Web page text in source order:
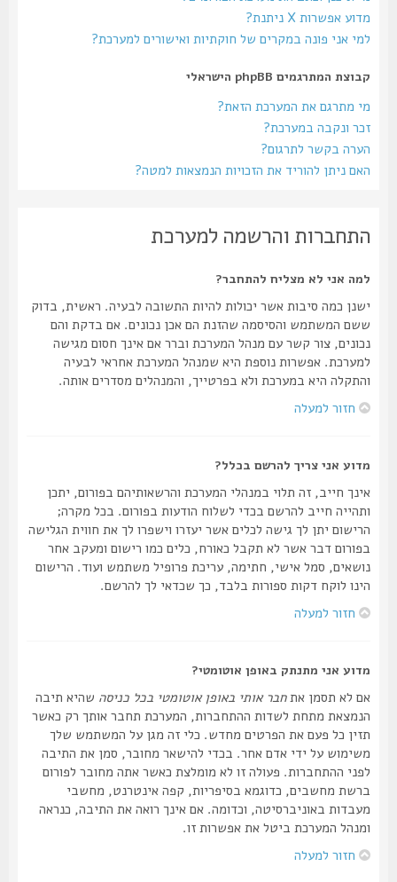
מדוע אפשרות X ניתנת?
למי אני פונה במקרים של חוקתיות ואישורים למערכת?
קבוצת המתרגמים phpBB הישראלי
מי מתרגם את המערכת הזאת?
זכר ונקבה במערכת?
הערה בקשר לתרגום?
האם ניתן להוריד את הזכויות הנמצאות למטה?
התחברות והרשמה למערכת
למה אני לא מצליח להתחבר?
ישנן כמה סיבות אשר יכולות להיות התשובה לבעיה. ראשית, בדוק
ששם המשתמש והסיסמה שהזנת הם אכן נכונים. אם בדקת והם
נכונים, צור קשר עם מנהל המערכת וברר אם אינך חסום מגישה
למערכת. אפשרות נוספת היא שמנהל המערכת אחראי לבעיה
והתקלה היא במערכת ולא בפרטייך, והמנהלים מסדרים אותה.
חזור למעלה
מדוע אני צריך להרשם בכלל?
אינך חייב, זה תלוי במנהלי המערכת והרשאותיהם בפורום, יתכן
ותהייה חייב להרשם בכדי לשלוח הודעות בפורום. בכל מקרה;
הרישום יתן לך גישה לכלים אשר יעזרו וישפרו לך את חווית הגלישה
בפורום דבר אשר לא תקבל כאורח, כלים כמו רישום ומעקב אחר
נושאים, סמל אישי, חתימה, עריכת פרופיל משתמש ועוד. הרישום
הינו לוקח דקות ספורות בלבד, כך שכדאי לך להרשם.
חזור למעלה
מדוע אני מתנתק באופן אוטומטי?
אם לא תסמן אתחבר אותי באופן אוטומטי בכל כניסהשהיא תיבה
הנמצאת מתחת לשדות ההתחברות, המערכת תחבר אותך רק כאשר
תזין כל פעם את הפרטים מחדש. כלי זה מגן על המשתמש שלך
משימוש על ידי אדם אחר. בכדי להישאר מחובר, סמן את התיבה
לפני ההתחברות. פעולה זו לא מומלצת כאשר אתה מחובר לפורום
ברשת מחשבים, כדוגמא בסיפריות, קפה אינטרנט, מחשבי
מעבדות באוניברסיטה, וכדומה. אם אינך רואה את התיבה, כנראה
ומנהל המערכת ביטל את אפשרות זו.
חזור למעלה